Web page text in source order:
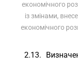
економічного
із змінами,
економічного
2.13.